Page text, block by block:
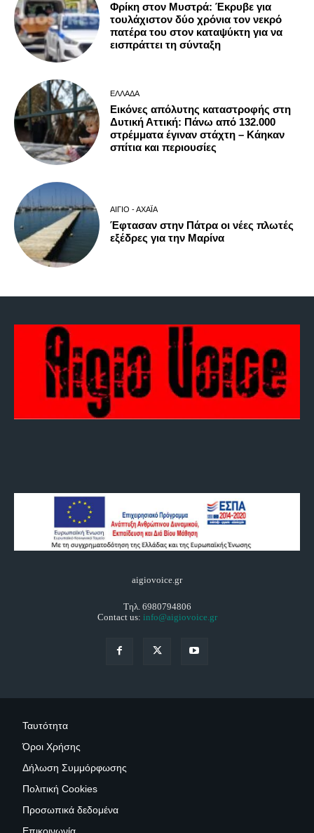
Φρίκη στον Μυστρά: Έκρυβε για
τουλάχιστον δύο χρόνια τον νεκρό
πατέρα του στον καταψύκτη για να
εισπράττει τη σύνταξη
ΕΛΛΆΔΑ
Εικόνες απόλυτης καταστροφής στη
Δυτική Αττική: Πάνω από 132.000
στρέμματα έγιναν στάχτη – Κάηκαν
σπίτια και περιουσίες
ΑΊΓΙΟ - ΑΧΑΪ́Α
Έφτασαν στην Πάτρα οι νέες πλωτές
εξέδρες για την Μαρίνα
aigiovoice.gr
Τηλ. 6980794806
Contact us: info@aigiovoice.gr
Ταυτότητα
Όροι Χρήσης
Δήλωση Συμμόρφωσης
Πολιτική Cookies
Προσωπικά δεδομένα